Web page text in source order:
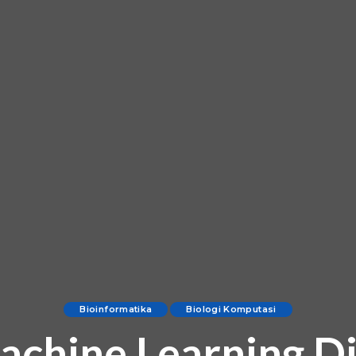
Bioinformatika Biologi Komputasi